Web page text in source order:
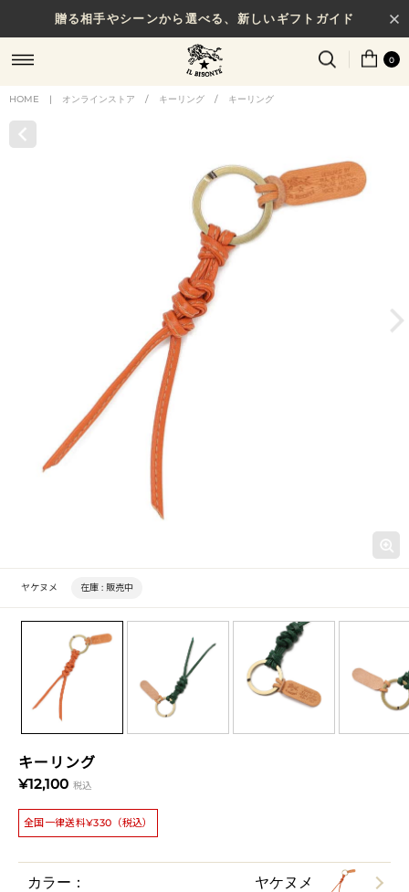
贈る相手やシーンから選べる、新しいギフトガイド
0
HOME | オンラインストア / キーリング / キーリング
キーリング
¥12,100 税込
全国一律送料¥330（税込）
ヤケヌメ 在庫 : 販売中
カラー： ヤケヌメ